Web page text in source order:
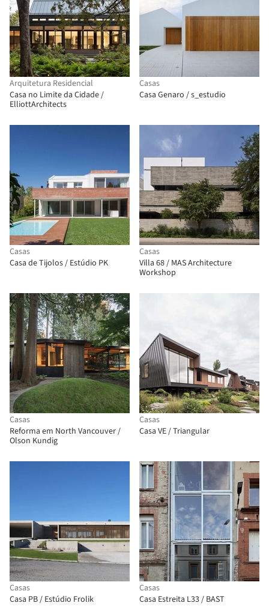
Arquitetura Residencial
Casa no Limite da Cidade /
ElliottArchitects
Casas
Casa Genaro / s_estudio
Casas
Casa de Tijolos / Estúdio PK
Casas
Villa 68 / MAS Architecture
Workshop
Casas
Reforma em North Vancouver /
Olson Kundig
Casas
Casa VE / Triangular
Casas
Casa PB / Estúdio Frolik
Casas
Casa Estreita L33 / BAST